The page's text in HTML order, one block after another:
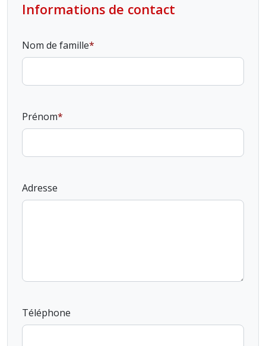
Informations de contact
Nom de famille
Prénom
Adresse
Téléphone